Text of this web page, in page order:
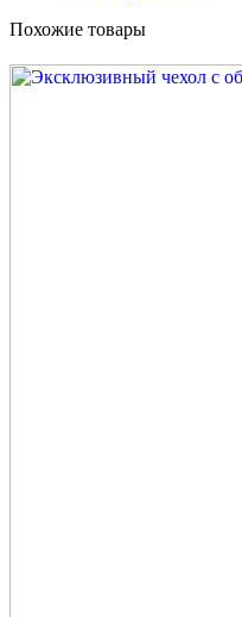
Похожие товары